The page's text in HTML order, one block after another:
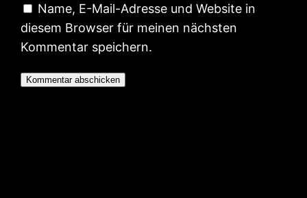
Name, E-Mail-Adresse und Website in
diesem Browser für meinen nächsten
Kommentar speichern.